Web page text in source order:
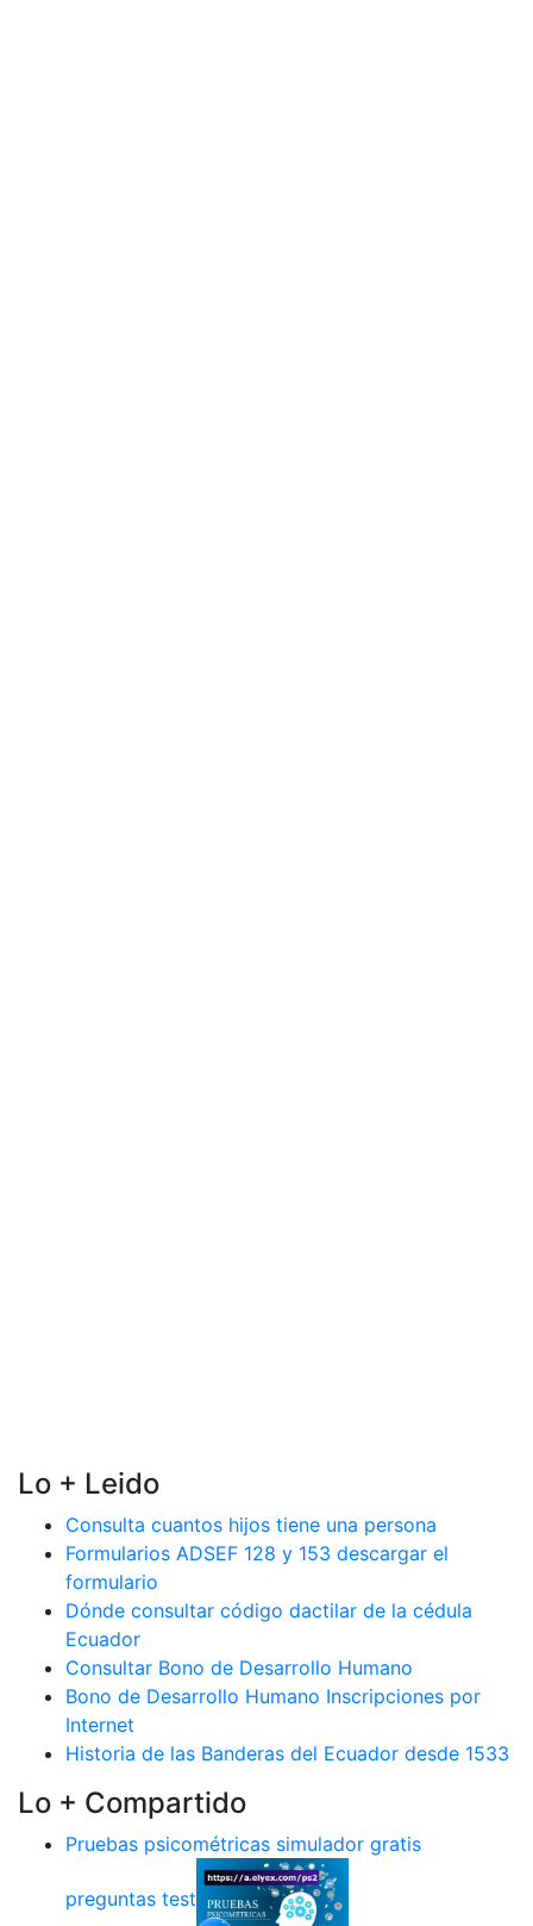
Lo + Leido
Consulta cuantos hijos tiene una persona
Formularios ADSEF 128 y 153 descargar el
formulario
Dónde consultar código dactilar de la cédula
Ecuador
Consultar Bono de Desarrollo Humano
Bono de Desarrollo Humano Inscripciones por
Internet
Historia de las Banderas del Ecuador desde 1533
Lo + Compartido
Pruebas psicométricas simulador gratis
preguntas test